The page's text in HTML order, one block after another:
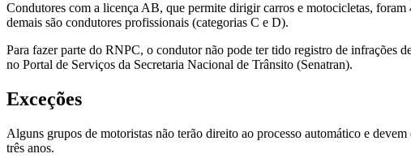
Condutores com a licença AB, que permite dirigir carros e motocicletas,
demais são condutores profissionais (categorias C e D).
Para fazer parte do RNPC, o condutor não pode ter tido registro de infrações
no Portal de Serviços da Secretaria Nacional de Trânsito (Senatran).
Exceções
Alguns grupos de motoristas não terão direito ao processo automático e
três anos.